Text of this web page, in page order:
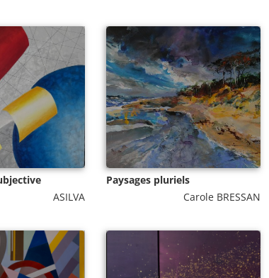
ASILVA
Paysages pluriels
Carole BRESSAN